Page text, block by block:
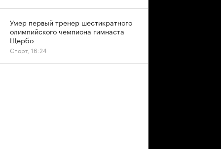
Умер первый тренер шестикратного
олимпийского чемпиона гимнаста
Щербо
Спорт, 16:24